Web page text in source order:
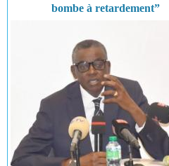
bombe à retardement”